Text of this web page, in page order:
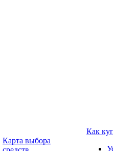
Карта выбора
Как